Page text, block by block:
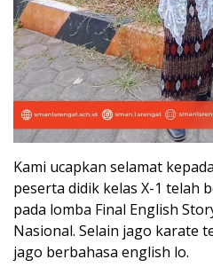
Kami ucapkan selamat
peserta didik kelas X-1 telah
pada lomba Final English
Nasional. Selain jago karate
jago berbahasa english lo.